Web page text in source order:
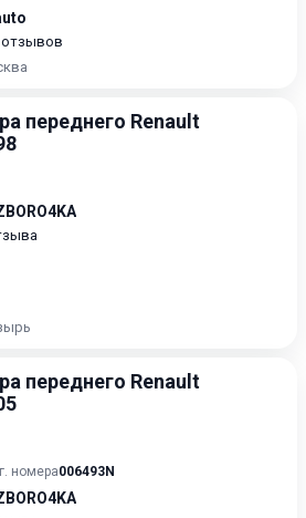
отзывов
переднего Renault
переднего Renault
номера006493N